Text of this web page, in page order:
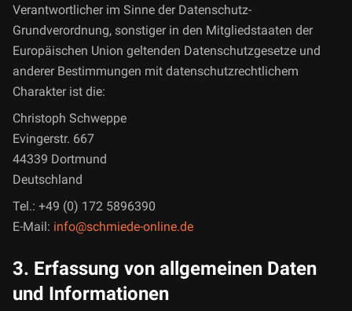
Verantwortlicher im Sinne der Datenschutz-
Grundverordnung, sonstiger in den Mitgliedstaaten der
Europäischen Union geltenden Datenschutzgesetze und
anderer Bestimmungen mit datenschutzrechtlichem
Charakter ist die:
Christoph Schweppe
Evingerstr. 667
44339 Dortmund
Deutschland
Tel.: +49 (0) 172 5896390
E-Mail: info@schmiede-online.de
3. Erfassung von allgemeinen Daten
und Informationen